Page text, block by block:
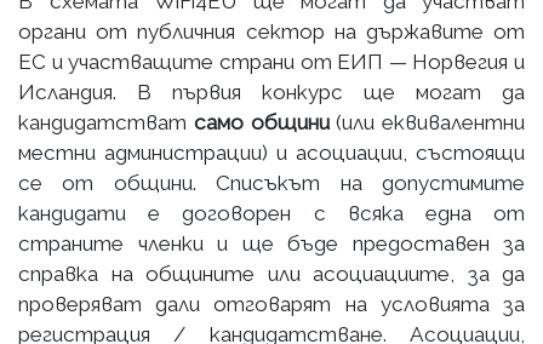
органи от публичния сектор на държавите от
ЕС и участващите страни от ЕИП — Норвегия и
Исландия. В първия конкурс ще могат да
кандидатстват само общини(или еквивалентни
местни администрации) и асоциации, състоящи
се от общини. Списъкът на допустимите
кандидати е договорен с всяка една от
страните членки и ще бъде предоставен за
справка на общините или асоциациите, за да
проверяват дали отговарят на условията за
регистрация / кандидатстване. Асоциации,